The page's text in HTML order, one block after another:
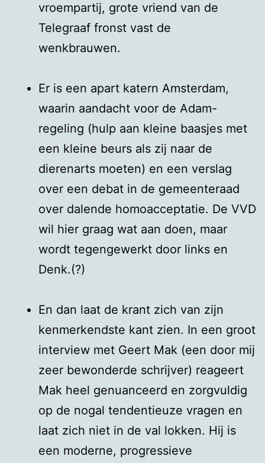
vroempartij, grote vriend van de
Telegraaf fronst vast de
wenkbrauwen.
Er is een apart katern Amsterdam,
waarin aandacht voor de Adam-
regeling (hulp aan kleine baasjes met
een kleine beurs als zij naar de
dierenarts moeten) en een verslag
over een debat in de gemeenteraad
over dalende homoacceptatie. De VVD
wil hier graag wat aan doen, maar
wordt tegengewerkt door links en
Denk.(?)
En dan laat de krant zich van zijn
kenmerkendste kant zien. In een groot
interview met Geert Mak (een door mij
zeer bewonderde schrijver) reageert
Mak heel genuanceerd en zorgvuldig
op de nogal tendentieuze vragen en
laat zich niet in de val lokken. Hij is
een moderne, progressieve